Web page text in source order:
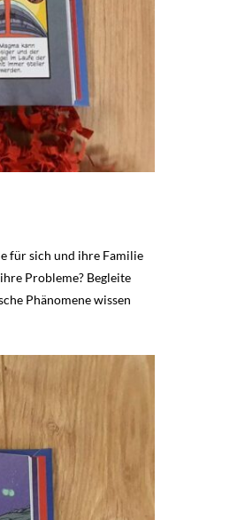
für sich und ihre Familie
Probleme? Begleite
Phänomene wissen